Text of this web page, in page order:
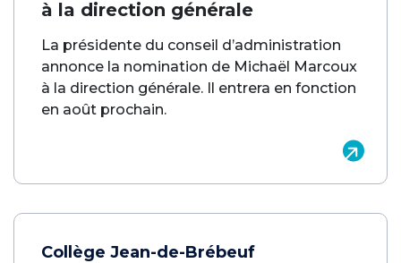
à la direction générale
La présidente du conseil d’administration
annonce la nomination de Michaël Marcoux
à la direction générale. Il entrera en fonction
en août prochain.
Collège Jean-de-Brébeuf